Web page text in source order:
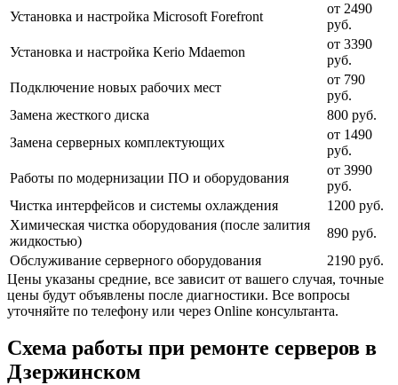
Установка и настройка Microsoft Forefront
от 2490
руб.
Установка и настройка Kerio Mdaemon
от 3390
руб.
Подключение новых рабочих мест
от 790
руб.
Замена жесткого диска
800 руб.
Замена серверных комплектующих
от 1490
руб.
Работы по модернизации ПО и оборудования
от 3990
руб.
Чистка интерфейсов и системы охлаждения
1200 руб.
Химическая чистка оборудования (после залития
жидкостью)
890 руб.
Обслуживание серверного оборудования
2190 руб.
Цены указаны средние, все зависит от вашего случая, точные
цены будут объявлены после диагностики. Все вопросы
уточняйте по телефону или через Online консультанта.
Схема работы при ремонте серверов в
Дзержинском